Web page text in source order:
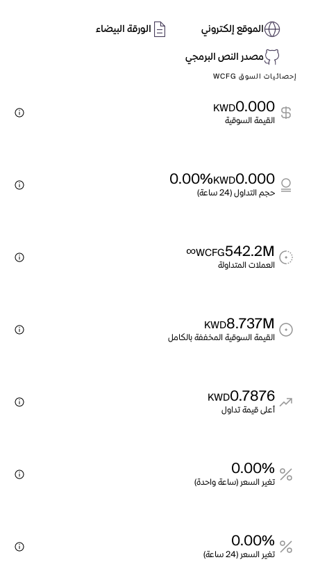
الموقع إلكتروني
الورقة البيضاء
مصدر النص البرمجي
إحصائيات السوق WCFG
0.000
KWD
القيمة السوقية
0.000
KWD
0.00%
حجم التداول (24 ساعة)
542.2M
WCFG
∞
العملات المتداولة
8.737M
KWD
القيمة السوقية المخففة بالكامل
0.7876
KWD
أعلى قيمة تداول
0.00%
تغير السعر (ساعة واحدة)
0.00%
تغير السعر (24 ساعة)